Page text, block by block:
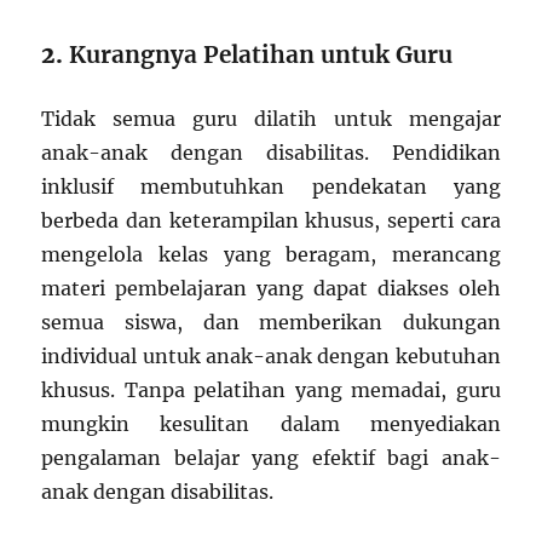
2.Kurangnya Pelatihan untuk Guru
Tidak semua guru dilatih untuk mengajar
anak-anak dengan disabilitas. Pendidikan
inklusif membutuhkan pendekatan yang
berbeda dan keterampilan khusus, seperti cara
mengelola kelas yang beragam, merancang
materi pembelajaran yang dapat diakses oleh
semua siswa, dan memberikan dukungan
individual untuk anak-anak dengan kebutuhan
khusus. Tanpa pelatihan yang memadai, guru
mungkin kesulitan dalam menyediakan
pengalaman belajar yang efektif bagi anak-
anak dengan disabilitas.